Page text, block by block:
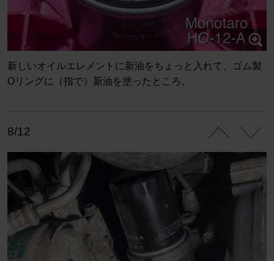
新しいオイルエレメントに新油をちょっと入れて、ゴム製
Oリングに（指で）新油を塗ったところ。
8/12